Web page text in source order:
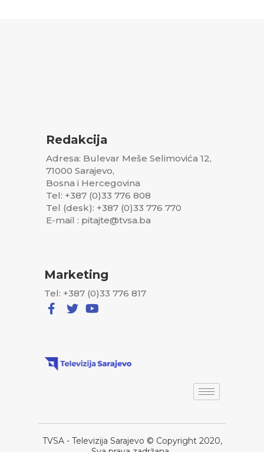
Redakcija
Adresa: Bulevar Meše Selimovića 12,
71000 Sarajevo,
Bosna i Hercegovina
Tel: +387 (0)33 776 808
Tel (desk): +387 (0)33 776 770
E-mail : pitajte@tvsa.ba
Marketing
Tel: +387 (0)33 776 817
TVSA - Televizija Sarajevo © Copyright 2020,